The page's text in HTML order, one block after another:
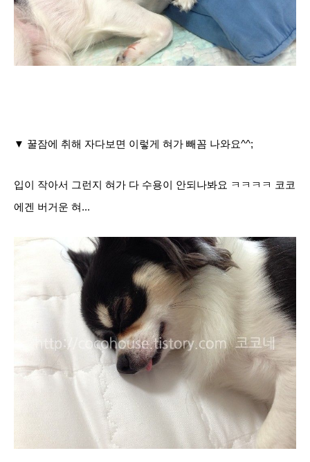
▼ 꿀잠에 취해 자다보면 이렇게 혀가 빼꼼 나와요^^;
입이 작아서 그런지 혀가 다 수용이 안되나봐요 ㅋㅋㅋㅋ 코코
에겐 버거운 혀...